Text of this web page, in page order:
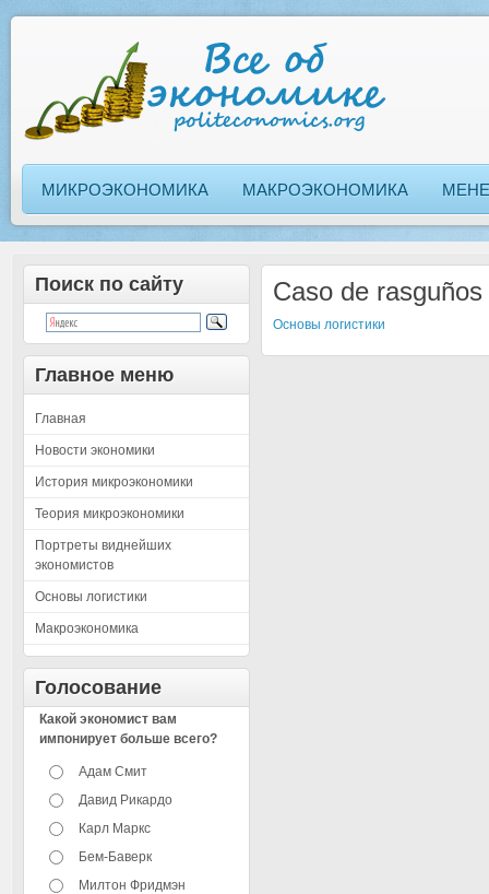
МИКРОЭКОНОМИКА МАКРОЭКОНОМИКА
Поиск по сайту
Главное меню
Главная
Новости экономики
История микроэкономики
Теория микроэкономики
Портреты виднейших
экономистов
Основы логистики
Макроэкономика
Голосование
Какой экономист вам
импонирует больше всего?
Адам Смит
Давид Рикардо
Карл Маркс
Бем-Баверк
Милтон Фридмэн
Caso de rasguños
Основы логистики